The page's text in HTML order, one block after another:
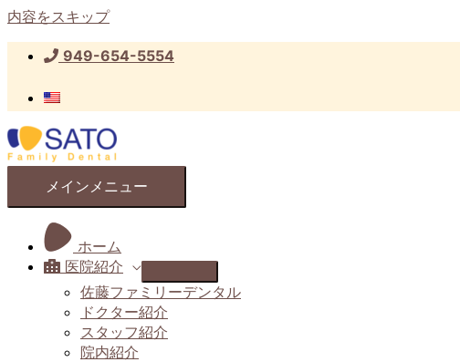
内容をスキップ
949-654-5554
メインメニュー
ホーム
医院紹介
佐藤ファミリーデンタル
ドクター紹介
スタッフ紹介
院内紹介